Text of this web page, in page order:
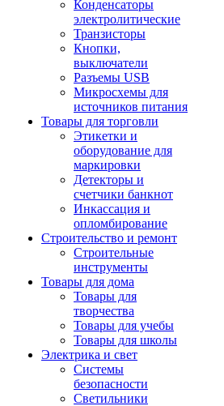
Конденсаторы
электролитические
Транзисторы
Кнопки,
выключатели
Разъемы USB
Микросхемы для
источников питания
Товары для торговли
Этикетки и
оборудование для
маркировки
Детекторы и
счетчики банкнот
Инкассация и
опломбирование
Строительство и ремонт
Строительные
инструменты
Товары для дома
Товары для
творчества
Товары для учебы
Товары для школы
Электрика и свет
Системы
безопасности
Светильники